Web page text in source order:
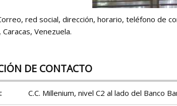
red social, dirección, horario, teléfono de
Caracas, Venezuela.
DE CONTACTO
C.C. Millenium, nivel C2 al lado del Banco